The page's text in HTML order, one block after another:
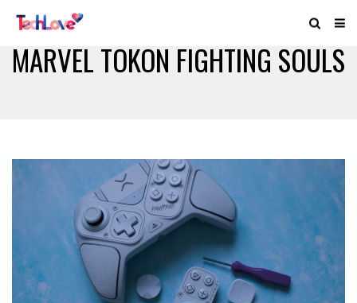
MARVEL TOKON FIGHTING SOULS